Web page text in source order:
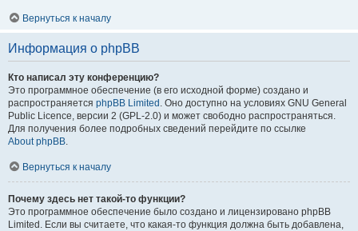
Вернуться к началу
Информация о phpBB
Кто написал эту конференцию?
Это программное обеспечение (в его исходной форме) создано и
распространяется phpBB Limited . Оно доступно на условиях GNU General
Public Licence, версии 2 (GPL-2.0) и может свободно распространяться.
Для получения более подробных сведений перейдите по ссылке
About phpBB.
Вернуться к началу
Почему здесь нет такой-то функции?
Это программное обеспечение было создано и лицензировано phpBB
Limited. Если вы считаете, что какая-то функция должна быть добавлена,